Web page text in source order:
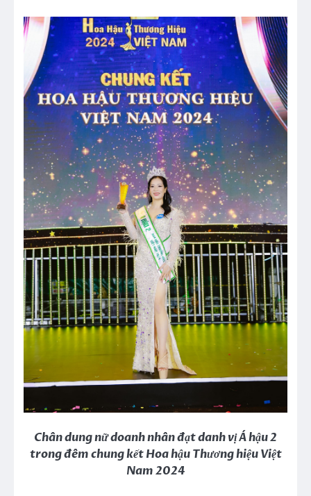
Chân dung nữ doanh nhân đạt danh vị Á hậu 2
trong đêm chung kết Hoa hậu Thương hiệu Việt
Nam 2024